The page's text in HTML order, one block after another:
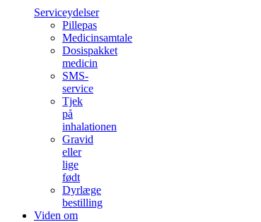
Serviceydelser
Pillepas
Medicinsamtale
Dosispakket
medicin
SMS-
service
Tjek
på
inhalationen
Gravid
eller
lige
født
Dyrlæge
bestilling
Viden om